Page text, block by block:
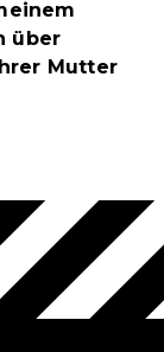
über
Mutter